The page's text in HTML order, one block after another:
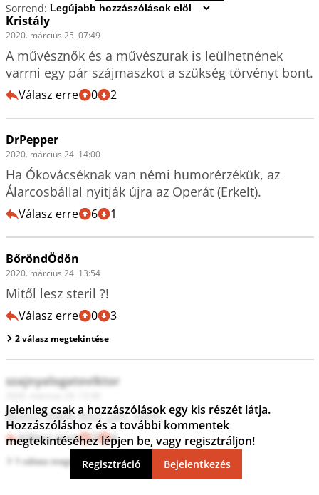
Sorrend:
Kristály
2020. március 25. 07:49
A művésznők és a művészurak is leülhetnének
varrni egy pár szájmaszkot a szükség törvényt bont.
Válasz erre 0 2
DrPepper
2020. március 24. 14:00
Ha Ókovácséknak van némi humorérzékük, az
Álarcosbállal nyitják újra az Operát (Erkelt).
Válasz erre 6 1
BőröndÖdön
2020. március 24. 13:54
Mitől lesz steril ?!
Válasz erre 0 3
2 válasz megtekintése
szajnyalogatoviktor
biztos steril lesz..jah, nem..
Válasz erre 2 4
1 válasz megtekintése
Jelenleg csak a hozzászólások egy kis részét látja.
Hozzászóláshoz és a további kommentek
megtekintéséhez lépjen be, vagy regisztráljon!
Regisztráció Bejelentkezés